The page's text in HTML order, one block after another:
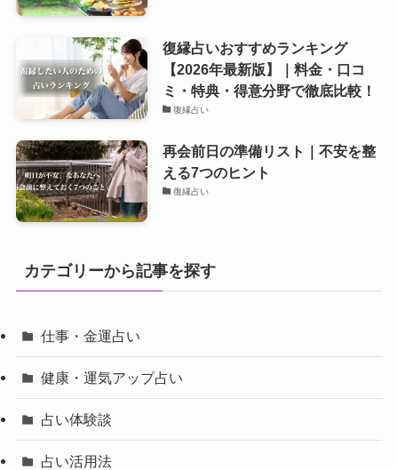
復縁占いおすすめランキング
【2026年最新版】｜料金・口コ
ミ・特典・得意分野で徹底比較！
復縁占い
再会前日の準備リスト｜不安を整
える7つのヒント
復縁占い
カテゴリーから記事を探す
仕事・金運占い
健康・運気アップ占い
占い体験談
占い活用法